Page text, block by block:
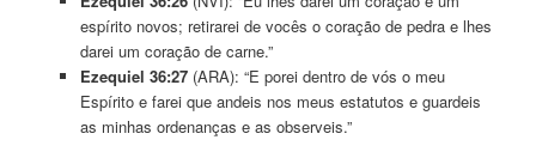
espírito novos; retirarei de vocês o coração de pedra e lhes
darei um coração de carne.”
Ezequiel 36:27(ARA): “E porei dentro de vós o meu
Espírito e farei que andeis nos meus estatutos e guardeis
as minhas ordenanças e as observeis.”